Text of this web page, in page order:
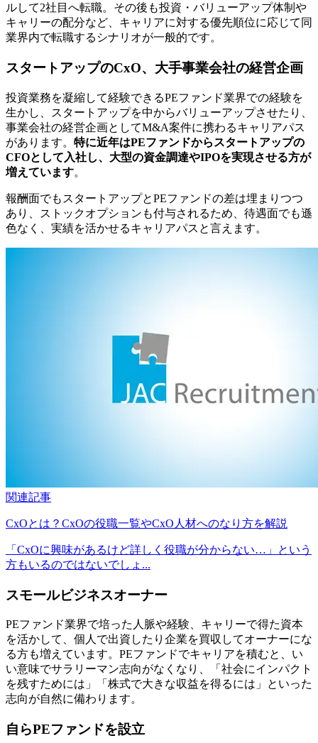
ルして2社目へ転職。その後も投資・バリューアップ体制や
キャリーの配分など、キャリアに対する優先順位に応じて同
業界内で転職するシナリオが一般的です。
スタートアップのCxO、大手事業会社の経営企画
投資業務を凝縮して経験できるPEファンド業界での経験を
生かし、スタートアップを中からバリューアップさせたり、
事業会社の経営企画としてM&A案件に携わるキャリアパス
があります。 特に近年はPEファンドからスタートアップの
CFOとして入社し、大型の資金調達やIPOを実現させる方が
増えています。
報酬面でもスタートアップとPEファンドの差は埋まりつつ
あり、ストックオプションも付与されるため、待遇面でも遜
色なく、実績を活かせるキャリアパスと言えます。
関連記事
CxOとは？CxOの役職一覧やCxO人材へのなり方を解説
「CxOに興味があるけど詳しく役職が分からない…」という
方もいるのではないでしょ...
スモールビジネスオーナー
PEファンド業界で培った人脈や経験、キャリーで得た資本
を活かして、個人で出資したり企業を買収してオーナーにな
る方も増えています。PEファンドでキャリアを積むと、い
い意味でサラリーマン志向がなくなり、「社会にインパクト
を残すためには」「株式で大きな収益を得るには」といった
志向が自然に備わります。
自らPEファンドを設立